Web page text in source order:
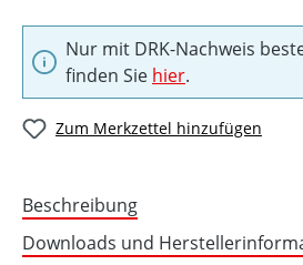
Nur mit DRK-Nachweis
finden Sie hier.
Zum Merkzettel hinzufügen
Beschreibung
Downloads und